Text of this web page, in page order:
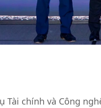
Tài chính và Công